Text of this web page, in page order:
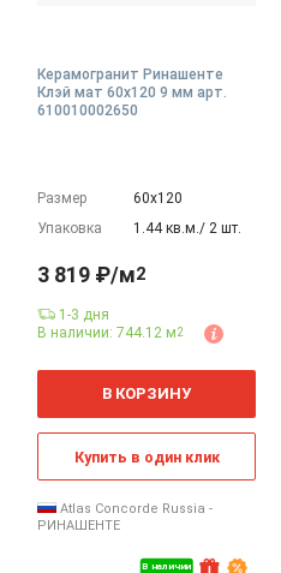
Керамогранит Ринашенте
Клэй мат 60x120 9 мм арт.
610010002650
Размер
60х120
Упаковка
1.44 кв.м./ 2 шт.
В наличии
3 819 ₽/м2
1-3 дня
В наличии: 744.12 м2
м
В КОРЗИНУ
Купить в один клик
Atlas Concorde Russia -
РИНАШЕНТЕ